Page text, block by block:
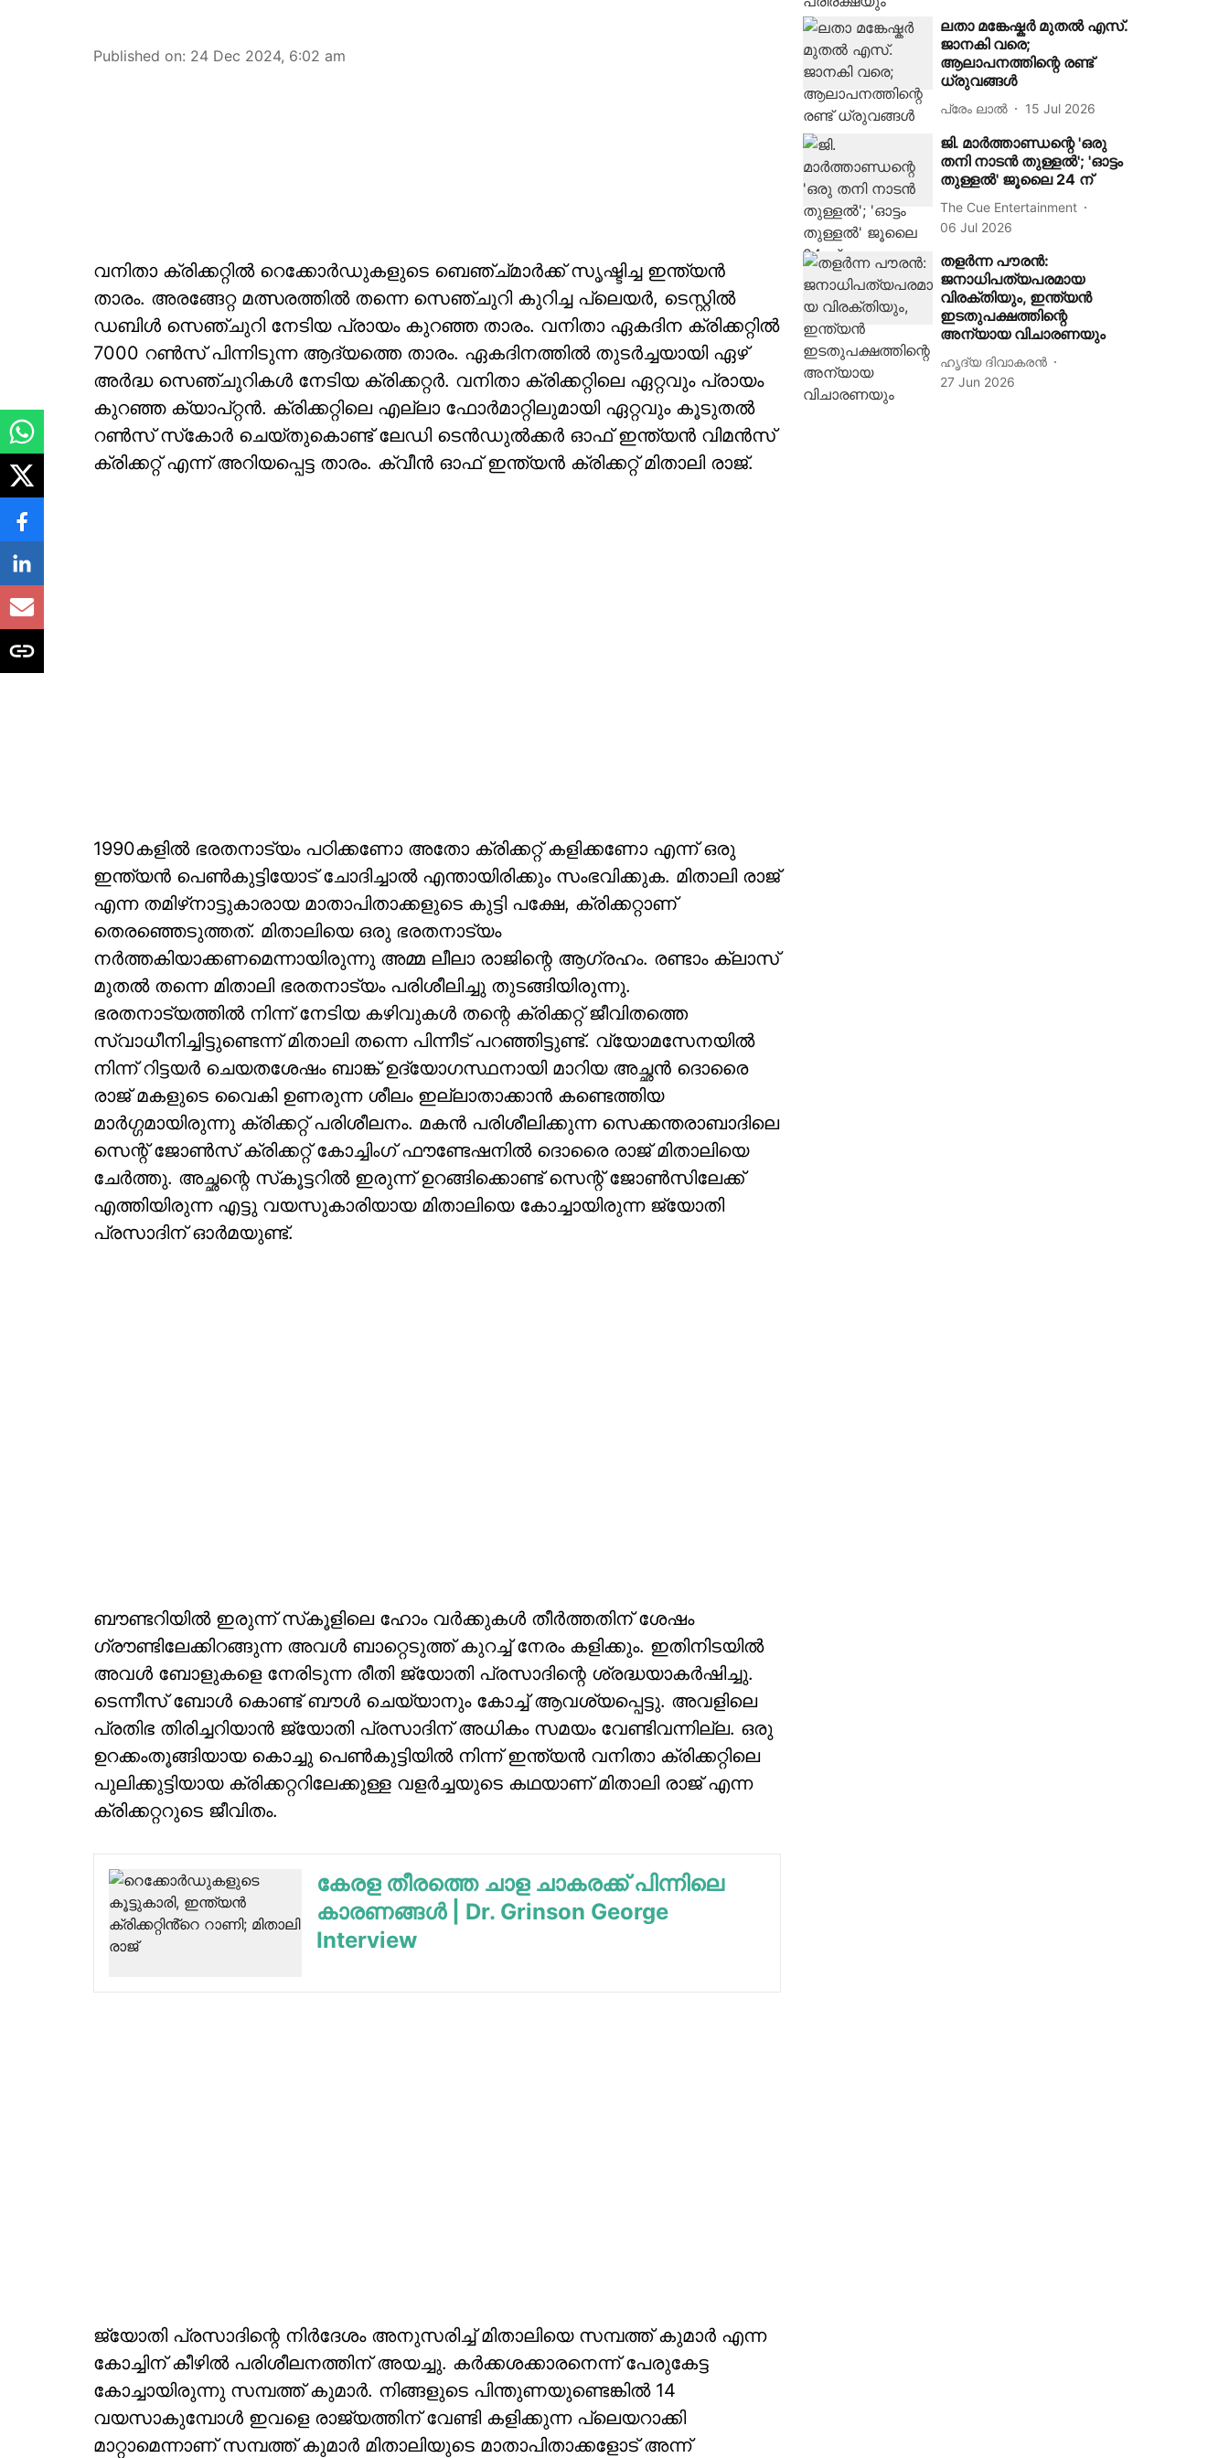
Published on: 24 Dec 2024, 6:02 am
വനിതാ ക്രിക്കറ്റില്‍ റെക്കോര്‍ഡുകളുടെ ബെഞ്ച്മാര്‍ക്ക് സൃഷ്ടിച്ച ഇന്ത്യന്‍
താരം. അരങ്ങേറ്റ മത്സരത്തില്‍ തന്നെ സെഞ്ചുറി കുറിച്ച പ്ലെയര്‍, ടെസ്റ്റില്‍
ഡബിള്‍ സെഞ്ചുറി നേടിയ പ്രായം കുറഞ്ഞ താരം. വനിതാ ഏകദിന ക്രിക്കറ്റില്‍
7000 റണ്‍സ് പിന്നിടുന്ന ആദ്യത്തെ താരം. ഏകദിനത്തില്‍ തുടര്‍ച്ചയായി ഏഴ്
അര്‍ദ്ധ സെഞ്ചുറികള്‍ നേടിയ ക്രിക്കറ്റര്‍. വനിതാ ക്രിക്കറ്റിലെ ഏറ്റവും പ്രായം
കുറഞ്ഞ ക്യാപ്റ്റന്‍. ക്രിക്കറ്റിലെ എല്ലാ ഫോര്‍മാറ്റിലുമായി ഏറ്റവും കൂടുതല്‍
റണ്‍സ് സ്‌കോര്‍ ചെയ്തുകൊണ്ട് ലേഡി ടെന്‍ഡുല്‍ക്കര്‍ ഓഫ് ഇന്ത്യന്‍ വിമന്‍സ്
ക്രിക്കറ്റ് എന്ന് അറിയപ്പെട്ട താരം. ക്വീന്‍ ഓഫ് ഇന്ത്യന്‍ ക്രിക്കറ്റ് മിതാലി രാജ്.
1990കളില്‍ ഭരതനാട്യം പഠിക്കണോ അതോ ക്രിക്കറ്റ് കളിക്കണോ എന്ന് ഒരു
ഇന്ത്യന്‍ പെണ്‍കുട്ടിയോട് ചോദിച്ചാല്‍ എന്തായിരിക്കും സംഭവിക്കുക. മിതാലി രാജ്
എന്ന തമിഴ്‌നാട്ടുകാരായ മാതാപിതാക്കളുടെ കുട്ടി പക്ഷേ, ക്രിക്കറ്റാണ്
തെരഞ്ഞെടുത്തത്. മിതാലിയെ ഒരു ഭരതനാട്യം
നര്‍ത്തകിയാക്കണമെന്നായിരുന്നു അമ്മ ലീലാ രാജിന്റെ ആഗ്രഹം. രണ്ടാം ക്ലാസ്
മുതല്‍ തന്നെ മിതാലി ഭരതനാട്യം പരിശീലിച്ചു തുടങ്ങിയിരുന്നു.
ഭരതനാട്യത്തില്‍ നിന്ന് നേടിയ കഴിവുകള്‍ തന്റെ ക്രിക്കറ്റ് ജീവിതത്തെ
സ്വാധീനിച്ചിട്ടുണ്ടെന്ന് മിതാലി തന്നെ പിന്നീട് പറഞ്ഞിട്ടുണ്ട്. വ്യോമസേനയില്‍
നിന്ന് റിട്ടയര്‍ ചെയതശേഷം ബാങ്ക് ഉദ്യോഗസ്ഥനായി മാറിയ അച്ഛന്‍ ദൊരൈ
രാജ് മകളുടെ വൈകി ഉണരുന്ന ശീലം ഇല്ലാതാക്കാന്‍ കണ്ടെത്തിയ
മാര്‍ഗ്ഗമായിരുന്നു ക്രിക്കറ്റ് പരിശീലനം. മകന്‍ പരിശീലിക്കുന്ന സെക്കന്തരാബാദിലെ
സെന്റ് ജോണ്‍സ് ക്രിക്കറ്റ് കോച്ചിംഗ് ഫൗണ്ടേഷനില്‍ ദൊരൈ രാജ് മിതാലിയെ
ചേര്‍ത്തു. അച്ഛന്റെ സ്‌കൂട്ടറില്‍ ഇരുന്ന് ഉറങ്ങിക്കൊണ്ട് സെന്റ് ജോണ്‍സിലേക്ക്
എത്തിയിരുന്ന എട്ടു വയസുകാരിയായ മിതാലിയെ കോച്ചായിരുന്ന ജ്യോതി
പ്രസാദിന് ഓര്‍മയുണ്ട്.
ബൗണ്ടറിയില്‍ ഇരുന്ന് സ്‌കൂളിലെ ഹോം വര്‍ക്കുകള്‍ തീര്‍ത്തതിന് ശേഷം
ഗ്രൗണ്ടിലേക്കിറങ്ങുന്ന അവള്‍ ബാറ്റെടുത്ത് കുറച്ച് നേരം കളിക്കും. ഇതിനിടയില്‍
അവള്‍ ബോളുകളെ നേരിടുന്ന രീതി ജ്യോതി പ്രസാദിന്റെ ശ്രദ്ധയാകര്‍ഷിച്ചു.
ടെന്നീസ് ബോള്‍ കൊണ്ട് ബൗള്‍ ചെയ്യാനും കോച്ച് ആവശ്യപ്പെട്ടു. അവളിലെ
പ്രതിഭ തിരിച്ചറിയാന്‍ ജ്യോതി പ്രസാദിന് അധികം സമയം വേണ്ടിവന്നില്ല. ഒരു
ഉറക്കംതൂങ്ങിയായ കൊച്ചു പെണ്‍കുട്ടിയില്‍ നിന്ന് ഇന്ത്യന്‍ വനിതാ ക്രിക്കറ്റിലെ
പുലിക്കുട്ടിയായ ക്രിക്കറ്ററിലേക്കുള്ള വളര്‍ച്ചയുടെ കഥയാണ് മിതാലി രാജ് എന്ന
ക്രിക്കറ്ററുടെ ജീവിതം.
കേരള തീരത്തെ ചാള ചാകരക്ക് പിന്നിലെ
കാരണങ്ങൾ | Dr. Grinson George
Interview
ജ്യോതി പ്രസാദിന്റെ നിര്‍ദേശം അനുസരിച്ച് മിതാലിയെ സമ്പത്ത് കുമാര്‍ എന്ന
കോച്ചിന് കീഴില്‍ പരിശീലനത്തിന് അയച്ചു. കര്‍ക്കശക്കാരനെന്ന് പേരുകേട്ട
കോച്ചായിരുന്നു സമ്പത്ത് കുമാര്‍. നിങ്ങളുടെ പിന്തുണയുണ്ടെങ്കില്‍ 14
വയസാകുമ്പോള്‍ ഇവളെ രാജ്യത്തിന് വേണ്ടി കളിക്കുന്ന പ്ലെയറാക്കി
മാറ്റാമെന്നാണ് സമ്പത്ത് കുമാര്‍ മിതാലിയുടെ മാതാപിതാക്കളോട് അന്ന്
ലതാ മങ്കേഷ്കർ മുതൽ എസ്.
ജാനകി വരെ;
ആലാപനത്തിന്റെ രണ്ട്
ധ്രുവങ്ങൾ
പ്രേം ലാൽ 15 Jul 2026
ജി. മാർത്താണ്ഡന്റെ 'ഒരു
തനി നാടൻ തുള്ളൽ'; 'ഓട്ടം
തുള്ളൽ' ജൂലൈ 24 ന്
The Cue Entertainment
06 Jul 2026
തളര്‍ന്ന പൗരന്‍:
ജനാധിപത്യപരമായ
വിരക്തിയും, ഇന്ത്യന്‍
ഇടതുപക്ഷത്തിന്റെ
അന്യായ വിചാരണയും
ഹൃദ്യ ദിവാകരൻ
27 Jun 2026